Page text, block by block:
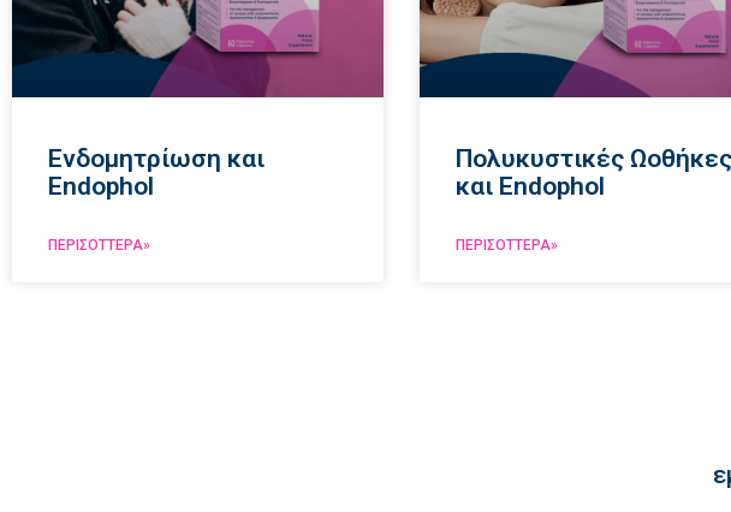
Ενδομητρίωση και
Endophol
ΠΕΡΙΣΌΤΤΕΡΑ»
Πολυκυστικές Ωοθήκες
και Endophol
ΠΕΡΙΣΌΤΤΕΡΑ»